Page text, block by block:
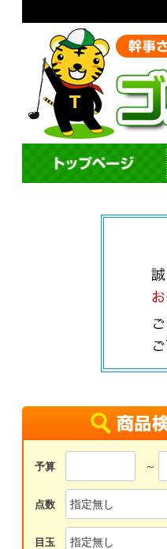
予算 ～
点数
目玉